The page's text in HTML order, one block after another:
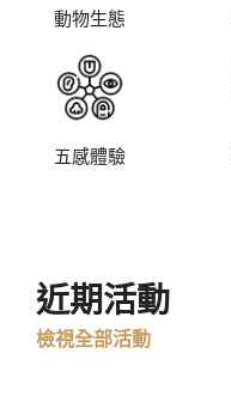
動物生態
五感體驗
近期活動
檢視全部活動